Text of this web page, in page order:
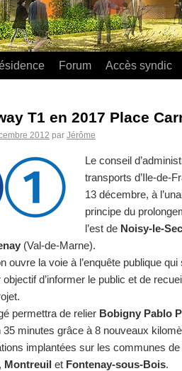
Forum Accès syndic
T1 en 2017 Place
2012 par Jérôme
Le conseil
transports d’Ile-de-
13 décembre, à
principe du
l’est de Noisy-le-Sec
(Val-de-Marne).
ouvre la voie à l’enquête publique
d’informer le public et de
permettra de relier Bobigny Pablo
35 minutes grâce à 8 nouveaux
implantées sur les communes de
, Montreuil et Fontenay-sous-Bois.